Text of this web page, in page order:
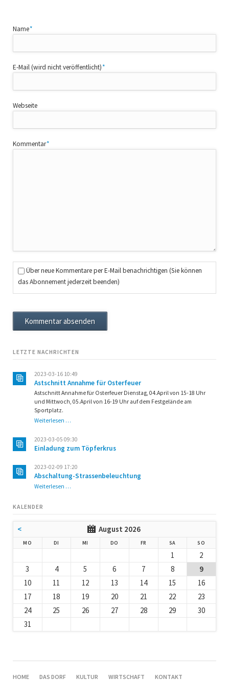
Pflichtfeld
Name*
Pflichtfeld
E-Mail (wird nicht veröffentlicht)*
Webseite
Pflichtfeld
Kommentar*
Über neue Kommentare per E-Mail benachrichtigen (Sie können
das Abonnement jederzeit beenden)
Kommentar absenden
LETZTE NACHRICHTEN
2023-03-16 10:49
Astschnitt Annahme für Osterfeuer
Astschnitt Annahme für Osterfeuer Dienstag, 04.April von 15-18 Uhr
und Mittwoch, 05.April von 16-19 Uhr auf dem Festgelände am
Sportplatz.
Weiterlesen …Astschnitt
für
Osterfeuer
2023-03-05 09:30
Einladung zum Töpferkrus
2023-02-09 17:20
Abschaltung-Strassenbeleuchtung
Weiterlesen …
KALENDER
< August 2026
MO DI MI DO NNERSTAG
FR SA SO
1
2
3
4 5 6 7 8
9
10
11 12 13 14 15
16
17
18 19 20 21 22
23
24
25 26 27 28 29
30
31
NAVIGATION
HOME DAS DORF KULTUR WIRTSCHAFT KONTAKT